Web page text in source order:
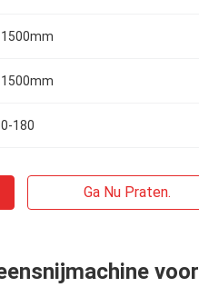
1500mm
1500mm
0-180
Ga Nu Praten.
voor